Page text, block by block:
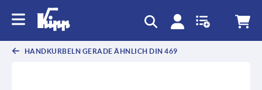
HANDKURBELN GERADE ÄHNLICH DIN 469